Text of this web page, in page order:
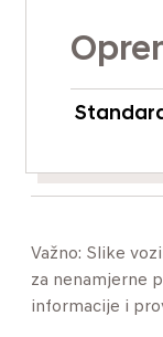
Važno: Slike
za nenamjerne
informacije i